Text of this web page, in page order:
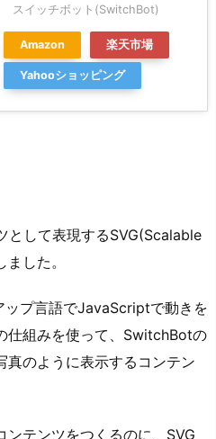
スイッチボット(SwitchBot)
Amazon 楽天市場
Yahooショッピング
として表現するSVG(Scalable
した。
ップ言語でJavaScriptで動きを
仕組みを使って、SwitchBotの
真のように表示するコンテン
ンテンツをつくるのに、SVG